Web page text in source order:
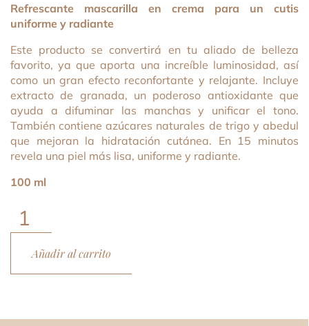
Refrescante mascarilla en crema para un cutis
uniforme y radiante
Este producto se convertirá en tu aliado de belleza
favorito, ya que aporta una increíble luminosidad, así
como un gran efecto reconfortante y relajante. Incluye
extracto de granada, un poderoso antioxidante que
ayuda a difuminar las manchas y unificar el tono.
También contiene azúcares naturales de trigo y abedul
que mejoran la hidratación cutánea. En 15 minutos
revela una piel más lisa, uniforme y radiante.
100 ml
Diamond
Luminous
Mask
cantidad
Añadir al carrito